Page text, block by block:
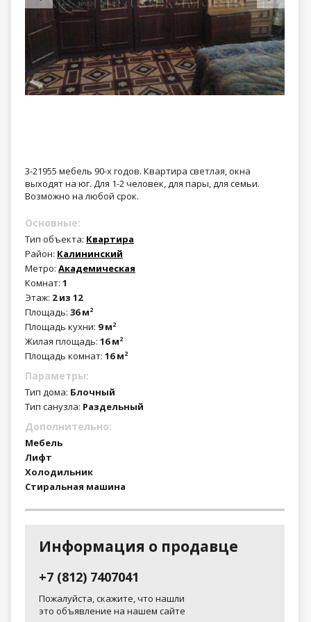
3-21955 мебель 90-х годов. Квартира светлая, окна
выходят на юг. Для 1-2 человек, для пары, для семьи.
Возможно на любой срок.
Основные:
Тип объекта: Квартира
Район: Калининский
Метро: Академическая
Комнат: 1
Этаж: 2 из 12
Площадь: 36 м2
Площадь кухни: 9 м2
Жилая площадь: 16 м2
Площадь комнат: 16 м2
Параметры:
Тип дома: Блочный
Тип санузла: Раздельный
Дополнительно:
Мебель
Лифт
Холодильник
Стиральная машина
Информация о продавце
+7 (812) 7407041
Пожалуйста, скажите, что нашли
это объявление на нашем сайте